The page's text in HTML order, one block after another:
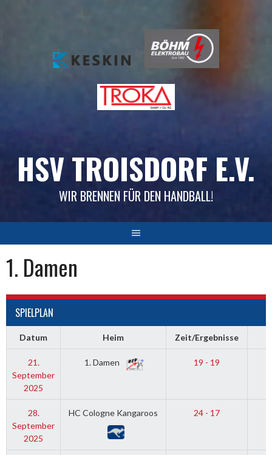
HSV TROISDORF E.V.
WIR BRENNEN FÜR DEN HANDBALL!
1. Damen
SPIELPLAN
Datum Heim Zeit/Ergebnisse
21.
September
2025
1. Damen 19 - 19
28.
September
2025
HC Cologne Kangaroos 24 - 17